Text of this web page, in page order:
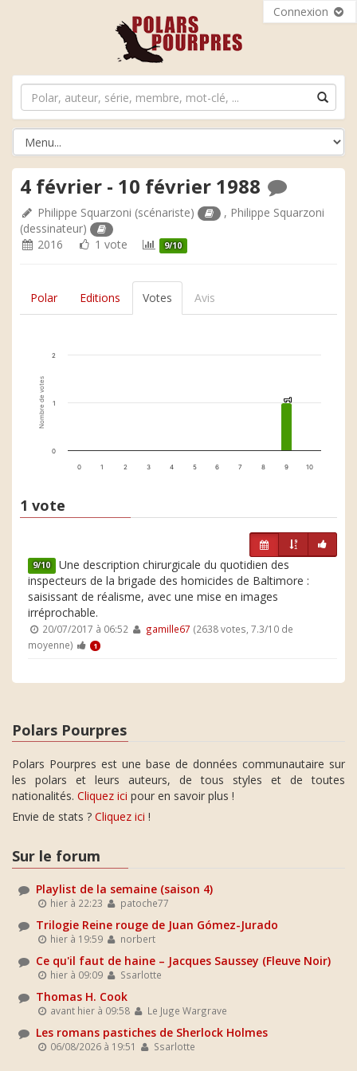
Connexion
4 février - 10 février 1988
Philippe Squarzoni (scénariste) , Philippe Squarzoni
(dessinateur)
2016
1 vote 9/10
Polar Editions Votes Avis
Nombre de votes 1
1
0 1 2 3 4 5 6 7 8 9 10
0
1
2
1 vote
9/10 Une description chirurgicale du quotidien des
inspecteurs de la brigade des homicides de Baltimore :
saisissant de réalisme, avec une mise en images
irréprochable.
20/07/2017 à 06:52 gamille67 (2638 votes, 7.3/10 de
moyenne)
1
Polars Pourpres
Polars Pourpres est une base de données communautaire sur
les polars et leurs auteurs, de tous styles et de toutes
nationalités. Cliquez ici pour en savoir plus !
Envie de stats ? Cliquez ici !
Sur le forum
Playlist de la semaine (saison 4)
hier à 22:23 patoche77
Trilogie Reine rouge de Juan Gómez-Jurado
hier à 19:59 norbert
Ce qu'il faut de haine – Jacques Saussey (Fleuve Noir)
hier à 09:09 Ssarlotte
Thomas H. Cook
avant hier à 09:58 Le Juge Wargrave
Les romans pastiches de Sherlock Holmes
06/08/2026 à 19:51 Ssarlotte